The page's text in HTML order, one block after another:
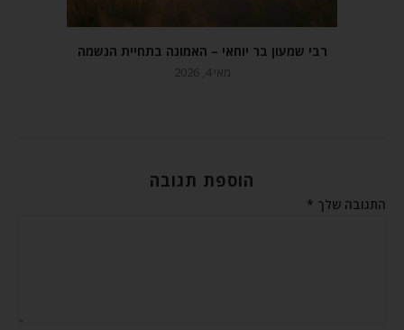
רבי שמעון בר יוחאי – האמונה בתחיית הנשמה
מאי 4, 2026
הוספת תגובה
התגובה שלך *